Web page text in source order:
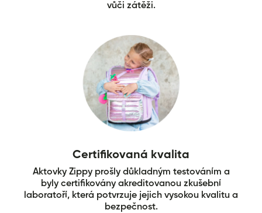
vůči zátěži.
Certifikovaná kvalita
Aktovky Zippy prošly důkladným testováním a
byly certifikovány akreditovanou zkušební
laboratoří, která potvrzuje jejich vysokou kvalitu a
bezpečnost.